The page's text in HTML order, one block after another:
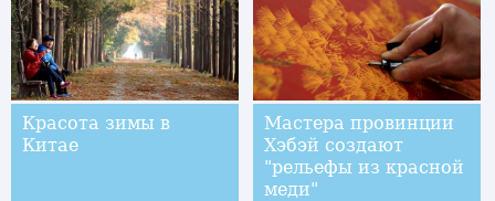
Красота зимы в
Китае
Мастера провинции
Хэбэй создают
"рельефы из красной
меди"